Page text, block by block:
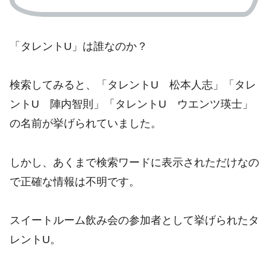
「タレントU」は誰なのか？
検索してみると、「タレントU 松本人志」「タレ
ントU 陣内智則」「タレントU ウエンツ瑛士」
の名前が挙げられていました。
しかし、あくまで検索ワードに表示されただけなの
で正確な情報は不明です。
スイートルーム飲み会の参加者として挙げられたタ
レントU。